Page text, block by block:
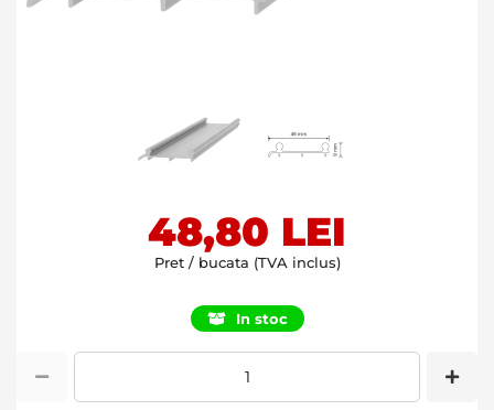
48,80 LEI
Pret / bucata (TVA inclus)
In stoc